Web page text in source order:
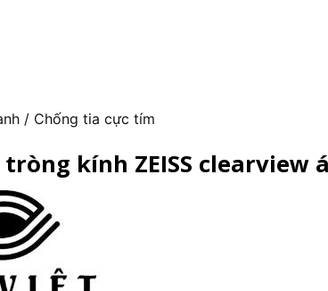
/ Chống tia cực tím
kính ZEISS clearview